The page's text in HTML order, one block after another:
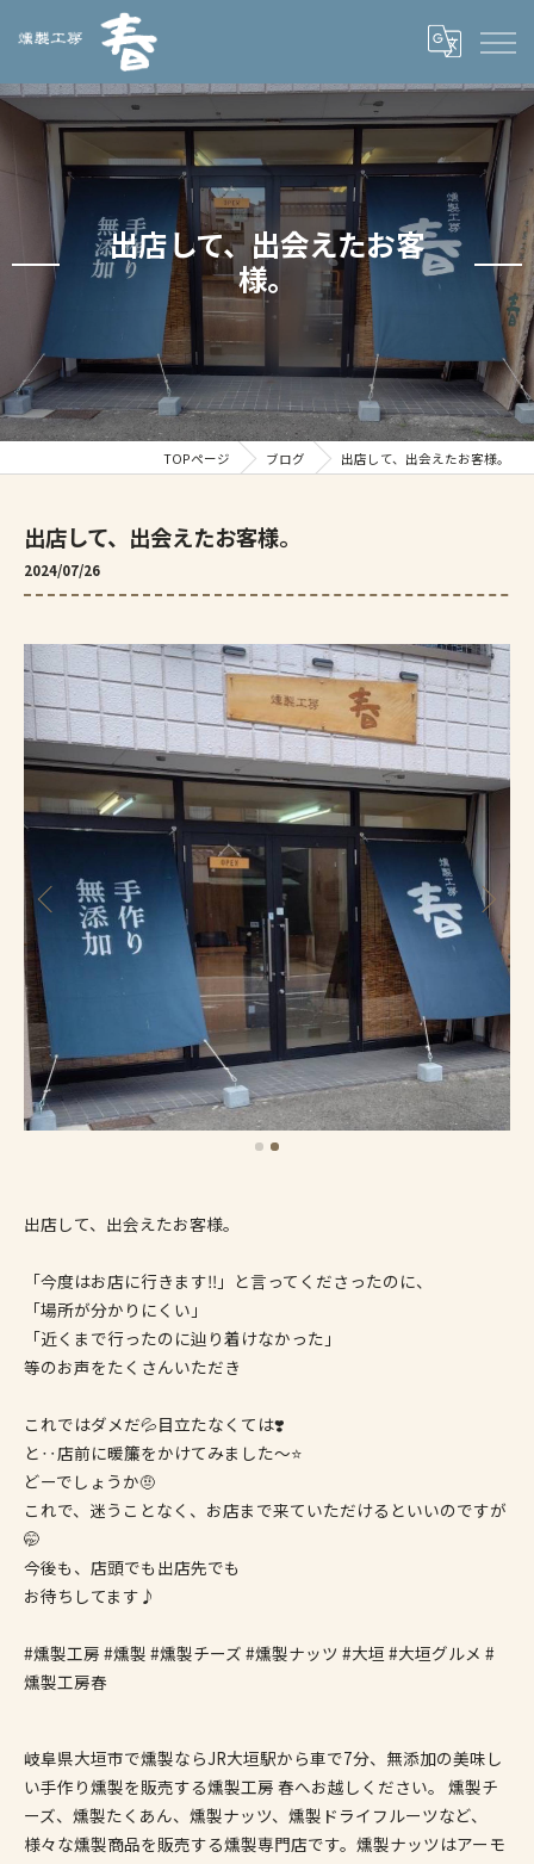
出店して、出会えたお客
様。
TOPページ ブログ 出店して、出会えたお客様。
出店して、出会えたお客様。
2024/07/26
出店して、出会えたお客様。
「今度はお店に行きます‼️」と言ってくださったのに、
「場所が分かりにくい」
「近くまで行ったのに辿り着けなかった」
等のお声をたくさんいただき
これではダメだ💦目立たなくては❣️
と‥店前に暖簾をかけてみました〜⭐️
どーでしょうか🤨
これで、迷うことなく、お店まで来ていただけるといいのですが
🤭
今後も、店頭でも出店先でも
お待ちしてます♪
#燻製工房 #燻製 #燻製チーズ #燻製ナッツ #大垣 #大垣グルメ #
燻製工房春
岐阜県大垣市で燻製ならJR大垣駅から車で7分、無添加の美味し
い手作り燻製を販売する燻製工房 春へお越しください。 燻製チ
ーズ、燻製たくあん、燻製ナッツ、燻製ドライフルーツなど、
様々な燻製商品を販売する燻製専門店です。燻製ナッツはアーモ